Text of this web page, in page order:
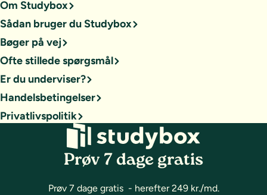
Om Studybox
Sådan bruger du Studybox
Bøger på vej
Ofte stillede spørgsmål
Er du underviser?
Handelsbetingelser
Privatlivspolitik
Prøv 7 dage gratis
Prøv 7 dage gratis - herefter 249 kr./md.